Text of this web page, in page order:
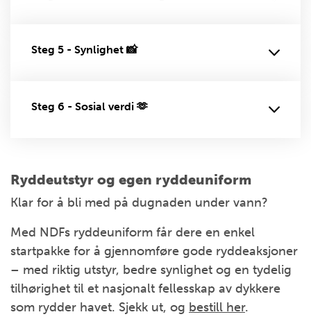
Steg 5 - Synlighet 📸
Steg 6 - Sosial verdi 🫶
Ryddeutstyr og egen ryddeuniform
Klar for å bli med på dugnaden under vann?
Med NDFs ryddeuniform får dere en enkel
startpakke for å gjennomføre gode ryddeaksjoner
– med riktig utstyr, bedre synlighet og en tydelig
tilhørighet til et nasjonalt fellesskap av dykkere
som rydder havet. Sjekk ut, og bestill her.